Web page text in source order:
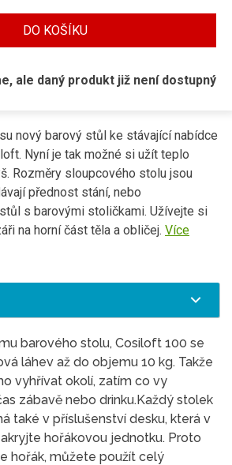
DO KOŠÍKU
ale daný produkt již není dostupný
nový barový stůl ke stávající nabídce
Nyní je tak možné si užít teplo
Rozměry sloupcového stolu jsou
přednost stání, nebo
s barovými stoličkami. Užívejte si
na horní část těla a obličej. Více
barového stolu, Cosiloft 100 se
láhev až do objemu 10 kg. Takže
vyhřívat okolí, zatím co vy
zábavě nebo drinku.Každý stolek
také v příslušenství desku, která v
hořákovou jednotku. Proto
hořák, můžete použít celý